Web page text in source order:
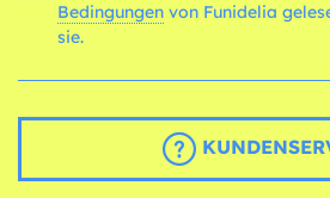
Bedingungen
sie.